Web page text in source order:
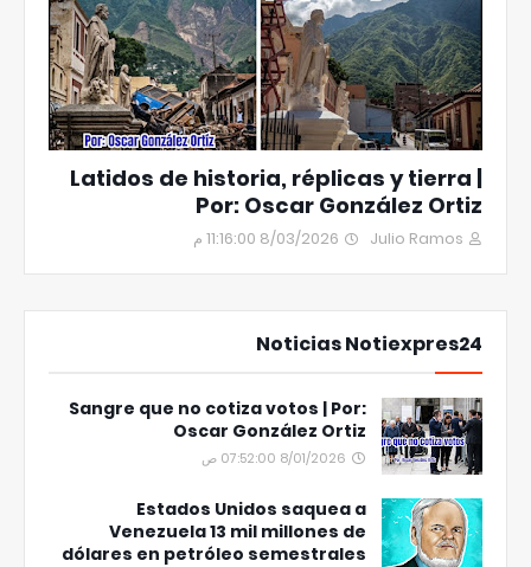
Latidos de historia, réplicas y tierra |
Por: Oscar González Ortiz
Julio Ramos 8/03/2026 11:16:00 م
Noticias Notiexpres24
Sangre que no cotiza votos | Por:
Oscar González Ortiz
8/01/2026 07:52:00 ص
Estados Unidos saquea a
Venezuela 13 mil millones de
dólares en petróleo semestrales